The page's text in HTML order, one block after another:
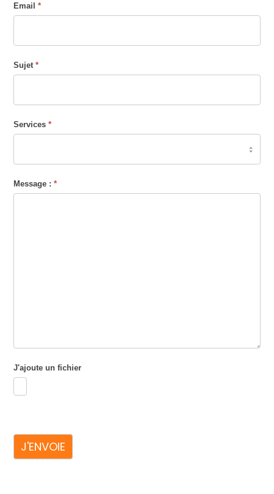
Email*
Sujet*
Services*
Message :*
J'ajoute un fichier